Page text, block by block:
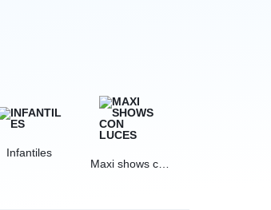
Infantiles
Maxi shows con